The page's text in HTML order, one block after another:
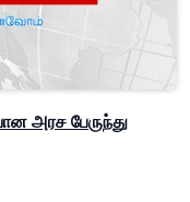
அரச பேருந்து